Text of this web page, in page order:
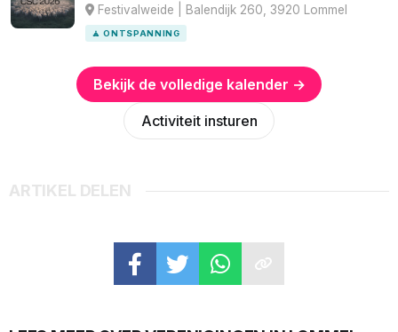
Festivalweide | Balendijk 260, 3920 Lommel
🧘 ONTSPANNING
Bekijk de volledige kalender →
Activiteit insturen
ARTIKEL DELEN